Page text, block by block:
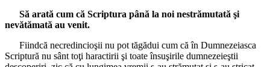
Să arată cum că Scriptura până la noi nestrămutată şi
nevătămată au venit.
Fiindcă necredincioşii nu pot tăgădui cum că în Dumnezeiasca
Scriptură nu sânt toţi haractirii şi toate însuşirile dumnezeieştii